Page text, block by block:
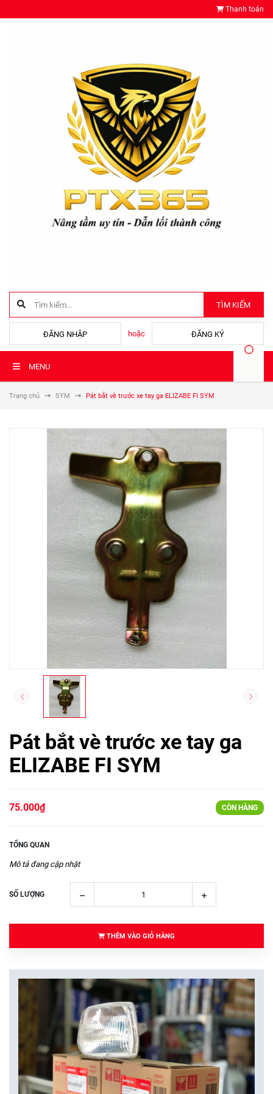
Thanh toán
TÌM KIẾM
ĐĂNG NHẬP hoặc ĐĂNG KÝ
MENU
Trang chủ SYM Pát bắt vè trước xe tay ga ELIZABE FI SYM
Pát bắt vè trước xe tay ga
ELIZABE FI SYM
75.000₫ CÒN HÀNG
TỔNG QUAN
Mô tả đang cập nhật
SỐ LƯỢNG
THÊM VÀO GIỎ HÀNG